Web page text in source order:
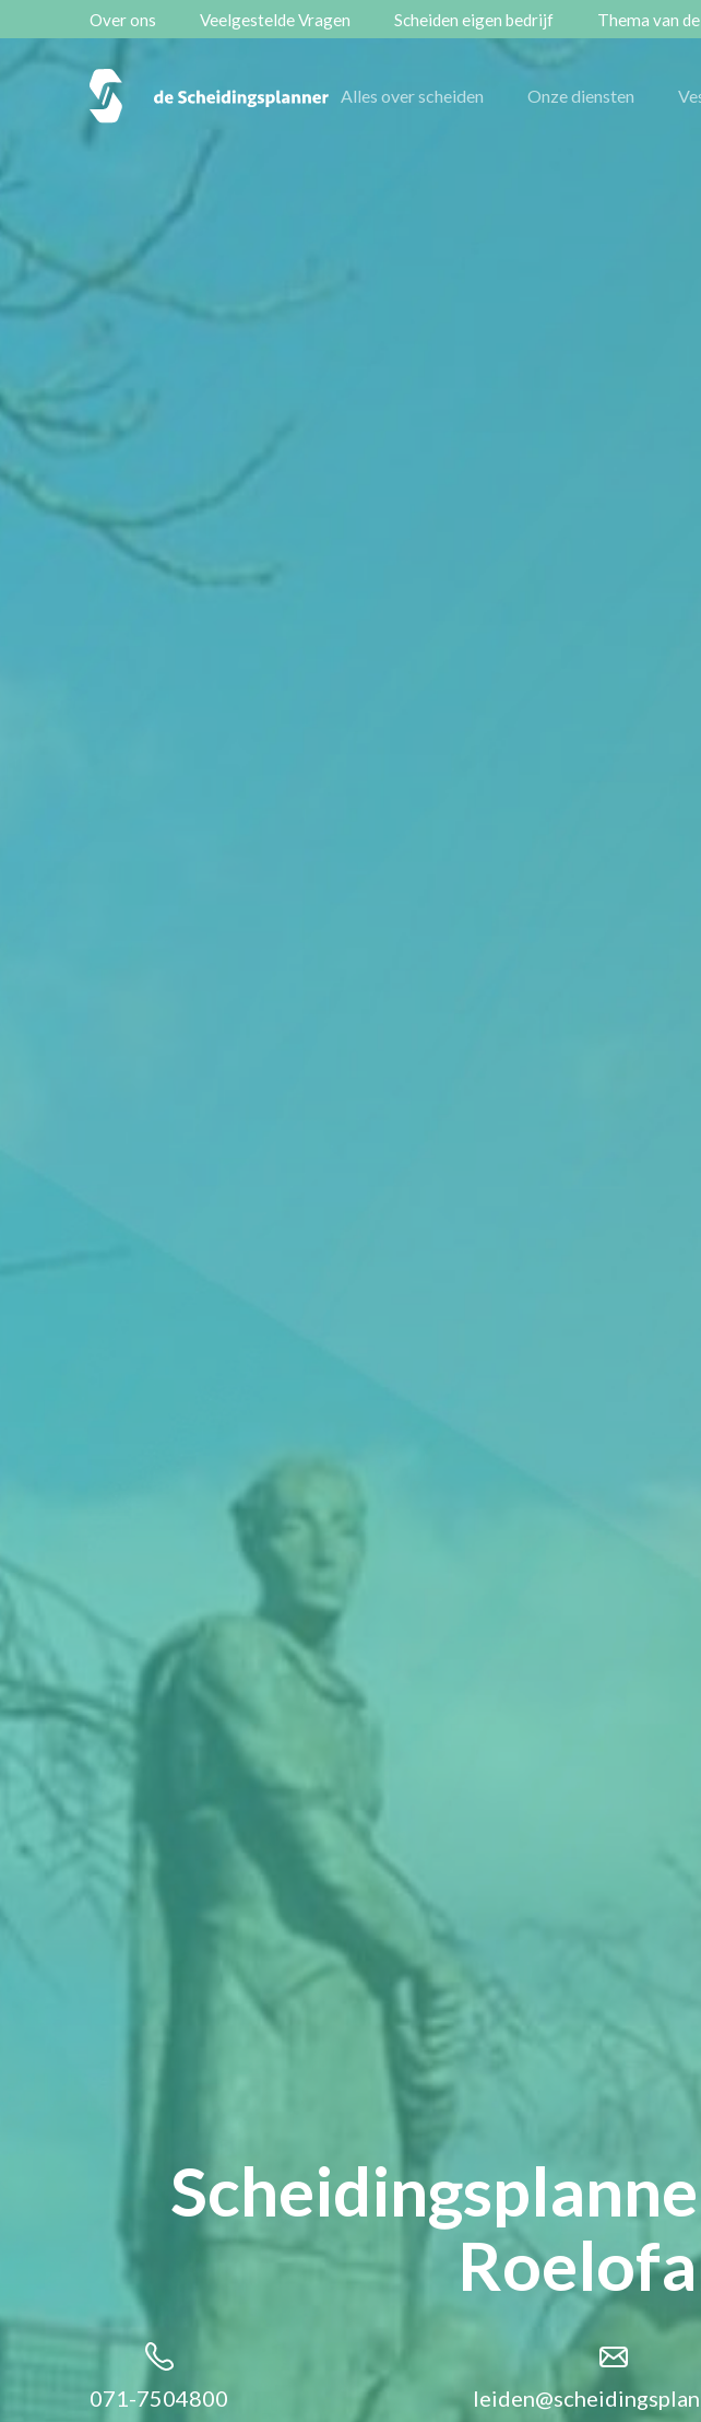
Over ons Veelgestelde Vragen Scheiden eigen bedrijf Thema van
Alles over scheiden Onze diensten
Contact
Scheidingsboekje
Zoeken
Scheiden eigen bedrijf
Thema van de maand
071-7504800